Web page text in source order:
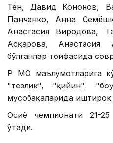
Тен, Давид Кононов,
Панченко, Анна
Анастасия Виродова,
Асқарова, Анастасия
бўлганлар тоифасида
ҚР МОҚ маълумотларига
"тезлик", "қийин",
мусобақаларида иштирок
Осиё чемпионати 21-
ўтади.